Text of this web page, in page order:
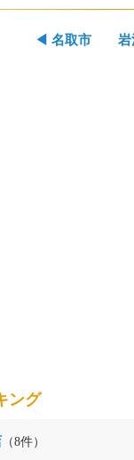
◀ 名取市 岩
ング
（8件）